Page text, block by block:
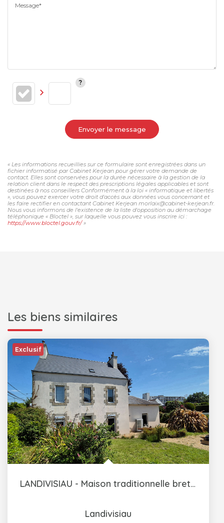
Message*
Envoyer le message
« Les informations recueillies sur ce formulaire sont enregistrées dans un
fichier informatisé par Cabinet Kerjean pour gérer votre demande de
contact. Elles sont conservées pour la durée nécessaire à la gestion de la
relation client dans le respect des prescriptions légales applicables et sont
destinées à nos conseillers Conformément à la loi « informatique et libertés
», vous pouvez exercer votre droit d'accès aux données vous concernant et
les faire rectifier en contactant Cabinet Kerjean morlaix@cabinet-kerjean.fr.
Nous vous informons de l'existence de la liste d'opposition au démarchage
téléphonique « Bloctel », sur laquelle vous pouvez vous inscrire ici :
https://www.bloctel.gouv.fr/»
Les biens similaires
Exclusif
LANDIVISIAU - Maison traditionnelle bretonne
Landivisiau